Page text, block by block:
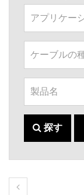
探す